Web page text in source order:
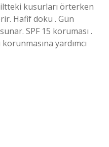
kusurları örterken
Hafif doku . Gün
SPF 15 koruması .
yardımcı